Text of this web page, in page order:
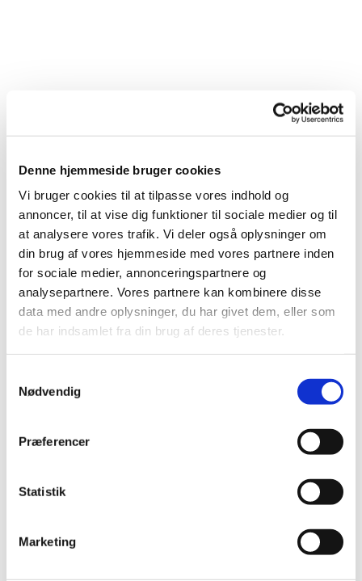
Denne hjemmeside bruger cookies
Vi bruger cookies til at tilpasse vores indhold og
annoncer, til at vise dig funktioner til sociale medier og til
at analysere vores trafik. Vi deler også oplysninger om
din brug af vores hjemmeside med vores partnere inden
for sociale medier, annonceringspartnere og
analysepartnere. Vores partnere kan kombinere disse
data med andre oplysninger, du har givet dem, eller som
de har indsamlet fra din brug af deres tjenester.
Nødvendig
Præferencer
Statistik
Marketing
Du vil måske også kunne